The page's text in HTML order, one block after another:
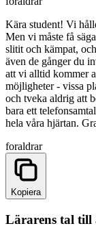
Kära student! Vi
Men vi måste få
slitit och kämpat,
även de gånger du
att vi alltid kommer
möjligheter - vissa
och tveka aldrig att
bara ett
hela våra hjärtan.
foraldrar
Kopiera
Lärarens tal till